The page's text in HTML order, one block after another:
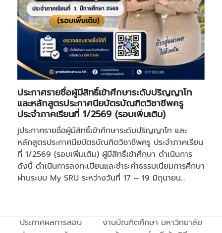
ประกาศรายชื่อผู้มีสิทธิ์เข้าศึกษาระดับปริญญาโท
และหลักสูตรประกาศนียบัตรบัณฑิตวิชาชีพครู
ประจำภาคเรียนที่ 1/2569 (รอบเพิ่มเติม)
jประกาศรายชื่อผู้มีสิทธิ์เข้าศึกษาระดับปริญญาโท และ
หลักสูตรประกาศนียบัตรบัณฑิตวิชาชีพครู ประจำภาคเรียน
ที่ 1/2569 (รอบเพิ่มเติม) ผู้มีสิทธิ์เข้าศึกษา ดำเนินการ
ดังนี้ ดำเนินการลงทะเบียนและชำระค่าธรรมเนียมการศึกษา
ผ่านระบบ My SRU ระหว่างวันที่ 17 – 19 มิถุนายน…
ประกาศผลการสอบ
งานบัณฑิตศึกษา มหาวิทยาลัย